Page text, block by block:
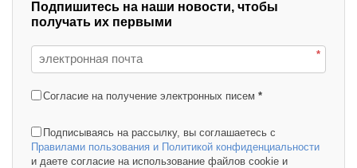
Подпишитесь на наши новости, чтобы
получать их первыми
*
Согласие на получение электронных писем *
Подписываясь на рассылку, вы соглашаетесь с
Правилами пользования и Политикой конфиденциальности
и даете согласие на использование файлов cookie и